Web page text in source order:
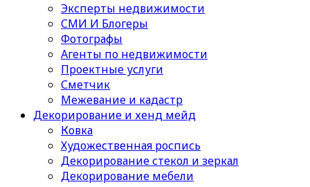
Эксперты недвижимости
СМИ И Блогеры
Фотографы
Агенты по недвижимости
Проектные услуги
Сметчик
Межевание и кадастр
Декорирование и хенд мейд
Ковка
Художественная роспись
Декорирование стекол и зеркал
Декорирование мебели